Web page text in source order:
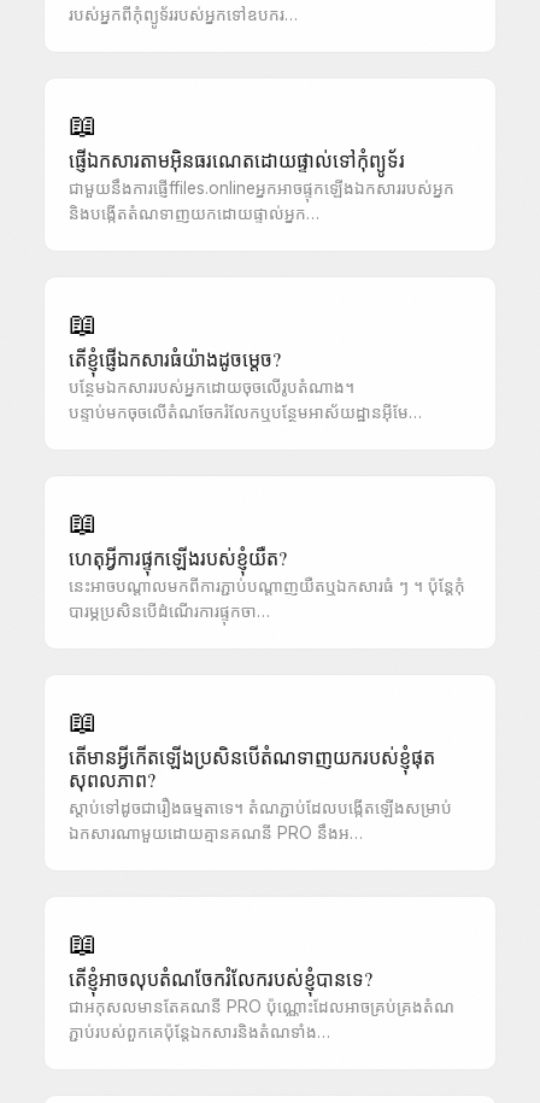
របស់អ្នកពីកុំព្យូទ័ររបស់អ្នកទៅឧបករ…
📖
ផ្ញើឯកសារតាមអ៊ិនធរណេតដោយផ្ទាល់ទៅកុំព្យូទ័រ
ជាមួយនឹងការផ្ញើffiles.onlineអ្នកអាចផ្ទុកឡើងឯកសាររបស់អ្នក
និងបង្កើតតំណទាញយកដោយផ្ទាល់អ្នក…
📖
តើខ្ញុំផ្ញើឯកសារធំយ៉ាងដូចម្តេច?
បន្ថែមឯកសាររបស់អ្នកដោយចុចលើរូបតំណាង។
បន្ទាប់មកចុចលើតំណចែករំលែកឬបន្ថែមអាស័យដ្ឋានអ៊ីមែ…
📖
ហេតុអ្វីការផ្ទុកឡើងរបស់ខ្ញុំយឺត?
នេះអាចបណ្តាលមកពីការភ្ជាប់បណ្តាញយឺតឬឯកសារធំ ៗ ។ ប៉ុន្តែកុំ
បារម្ភប្រសិនបើដំណើរការផ្ទុកចា…
📖
តើមានអ្វីកើតឡើងប្រសិនបើតំណទាញយករបស់ខ្ញុំផុត
សុពលភាព?
ស្តាប់ទៅដូចជារឿងធម្មតាទេ។ តំណភ្ជាប់ដែលបង្កើតឡើងសម្រាប់
ឯកសារណាមួយដោយគ្មានគណនី PRO នឹងអ…
📖
តើខ្ញុំអាចលុបតំណចែករំលែករបស់ខ្ញុំបានទេ?
ជាអកុសលមានតែគណនី PRO ប៉ុណ្ណោះដែលអាចគ្រប់គ្រងតំណ
ភ្ជាប់របស់ពួកគេប៉ុន្តែឯកសារនិងតំណទាំង…